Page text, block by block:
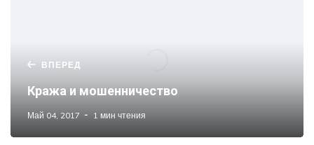
ВПЕРЕД
Кража и мошенничество
Май 04, 2017 1 мин чтения